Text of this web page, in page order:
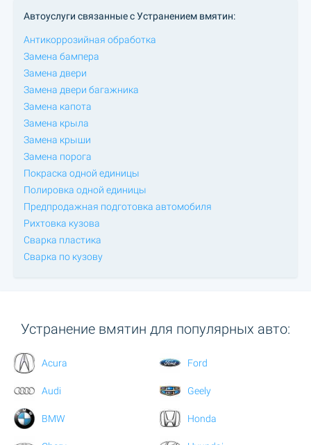
Автоуслуги связанные с Устранением вмятин:
Антикоррозийная обработка
Замена бампера
Замена двери
Замена двери багажника
Замена капота
Замена крыла
Замена крыши
Замена порога
Покраска одной единицы
Полировка одной единицы
Предпродажная подготовка автомобиля
Рихтовка кузова
Сварка пластика
Сварка по кузову
Устранение вмятин для популярных авто:
Acura
Audi
BMW
Ford
Geely
Honda